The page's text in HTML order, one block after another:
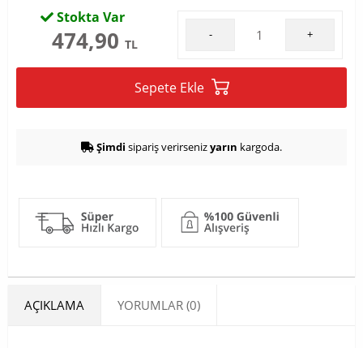
Stokta Var
474,90 TL
- +
Sepete Ekle
Şimdi sipariş verirsenizyarın kargoda.
AÇIKLAMA YORUMLAR (0)